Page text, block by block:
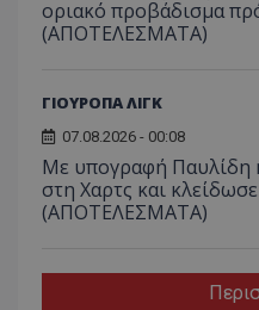
οριακό προβάδισμα
(ΑΠΟΤΕΛΕΣΜΑΤΑ)
ΓΙΟΥΡΟΠΑ ΛΙΓΚ
07.08.2026 - 00:08
Με υπογραφή Παυλίδη
στη Χαρτς και
(ΑΠΟΤΕΛΕΣΜΑΤΑ)